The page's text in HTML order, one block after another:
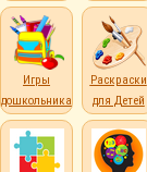
лет
лет
Игры
дошкольникам
Раскраски
для Детей